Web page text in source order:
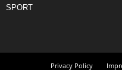
SPORT
Privacy Policy